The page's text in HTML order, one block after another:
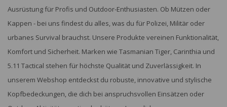
Ausrüstung für Profis und Outdoor-Enthusiasten. Ob Mützen oder
Kappen - bei uns findest du alles, was du für Polizei, Militär oder
urbanes Survival brauchst. Unsere Produkte vereinen Funktionalität,
Komfort und Sicherheit. Marken wie Tasmanian Tiger, Carinthia und
5.11 Tactical stehen für höchste Qualität und Zuverlässigkeit. In
unserem Webshop entdeckst du robuste, innovative und stylische
Kopfbedeckungen, die dich bei anspruchsvollen Einsätzen oder